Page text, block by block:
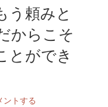
う頼みと
からこそ
とができ
ントする